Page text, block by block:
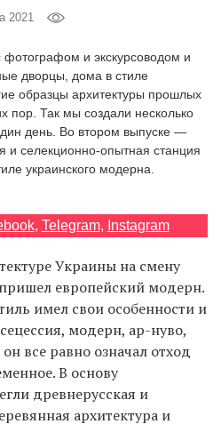
2021
и экскурсоводом и
дворцы, дома в стиле
образцы архитектуры прошлых
пор. Так мы создали несколько
день. Во втором выпуске —
и селекционно-опытная станция
украинского модерна.
, Telegram, Instagram
Украины на смену
европейский модерн.
имел свои особенности и
модерн, ар-нуво,
все равно означал отход
В основу
древнерусская и
архитектура и